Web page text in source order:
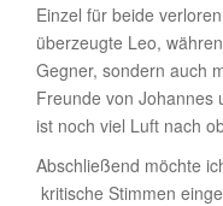
Einzel für beide
überzeugte Leo,
Gegner, sondern auch
Freunde von Johannes
ist noch viel Luft nach
Abschließend möchte
kritische Stimmen